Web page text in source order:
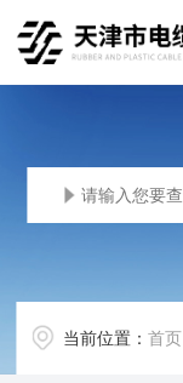
当前位置：首页